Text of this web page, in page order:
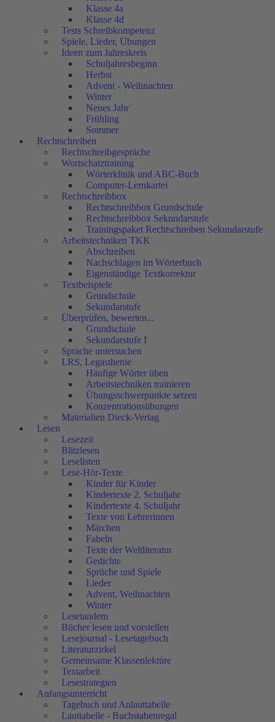
Klasse 4a
Klasse 4d
Tests Schreibkompetenz
Spiele, Lieder, Übungen
Ideen zum Jahreskreis
Schuljahresbeginn
Herbst
Advent - Weihnachten
Winter
Neues Jahr
Frühling
Sommer
Rechtschreiben
Rechtschreibgespräche
Wortschatztraining
Wörterklinik und ABC-Buch
Computer-Lernkartei
Rechtschreibbox
Rechtschreibbox Grundschule
Rechtschreibbox Sekundarstufe
Trainingspaket Rechtschreiben Sekundarstufe
Arbeitstechniken TKK
Abschreiben
Nachschlagen im Wörterbuch
Eigenständige Textkorrektur
Textbeispiele
Grundschule
Sekundarstufe
Überprüfen, bewerten...
Grundschule
Sekundarstufe I
Sprache untersuchen
LRS, Legasthenie
Häufige Wörter üben
Arbeitstechniken trainieren
Übungsschwerpunkte setzen
Konzentrationsübungen
Materialien Dieck-Verlag
Lesen
Lesezeit
Blitzlesen
Leselisten
Lese-Hör-Texte
Kinder für Kinder
Kindertexte 2. Schuljahr
Kindertexte 4. Schuljahr
Texte von Lehrerinnen
Märchen
Fabeln
Texte der Weltliteratur
Gedichte
Sprüche und Spiele
Lieder
Advent, Weihnachten
Winter
Lesetandem
Bücher lesen und vorstellen
Lesejournal - Lesetagebuch
Literaturzirkel
Gemeinsame Klassenlektüre
Textarbeit
Lesestrategien
Anfangsunterricht
Tagebuch und Anlauttabelle
Lauttabelle - Buchstabenregal